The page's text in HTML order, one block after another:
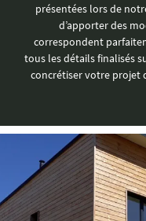
présentées lors de
d’apporter des
correspondent
tous les détails finalisés
concrétiser votre projet